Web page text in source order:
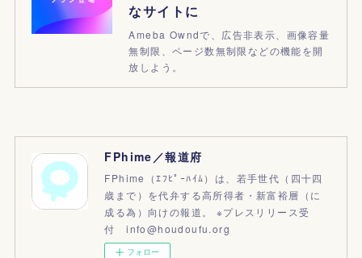
なサイトに
Ameba Owndで、広告非表示、画像容量
無制限、ページ数無制限などの機能を開
放しよう。
FPhime／報道府
FPhime（ｴﾌﾋﾟｰﾊｲﾑ）は、若手世代（四十四
歳まで）を代弁する高所得者・新富裕層（に
成る為）向けの報道。 ※プレスリリース受
付 info@houdoufu.org
フォロー